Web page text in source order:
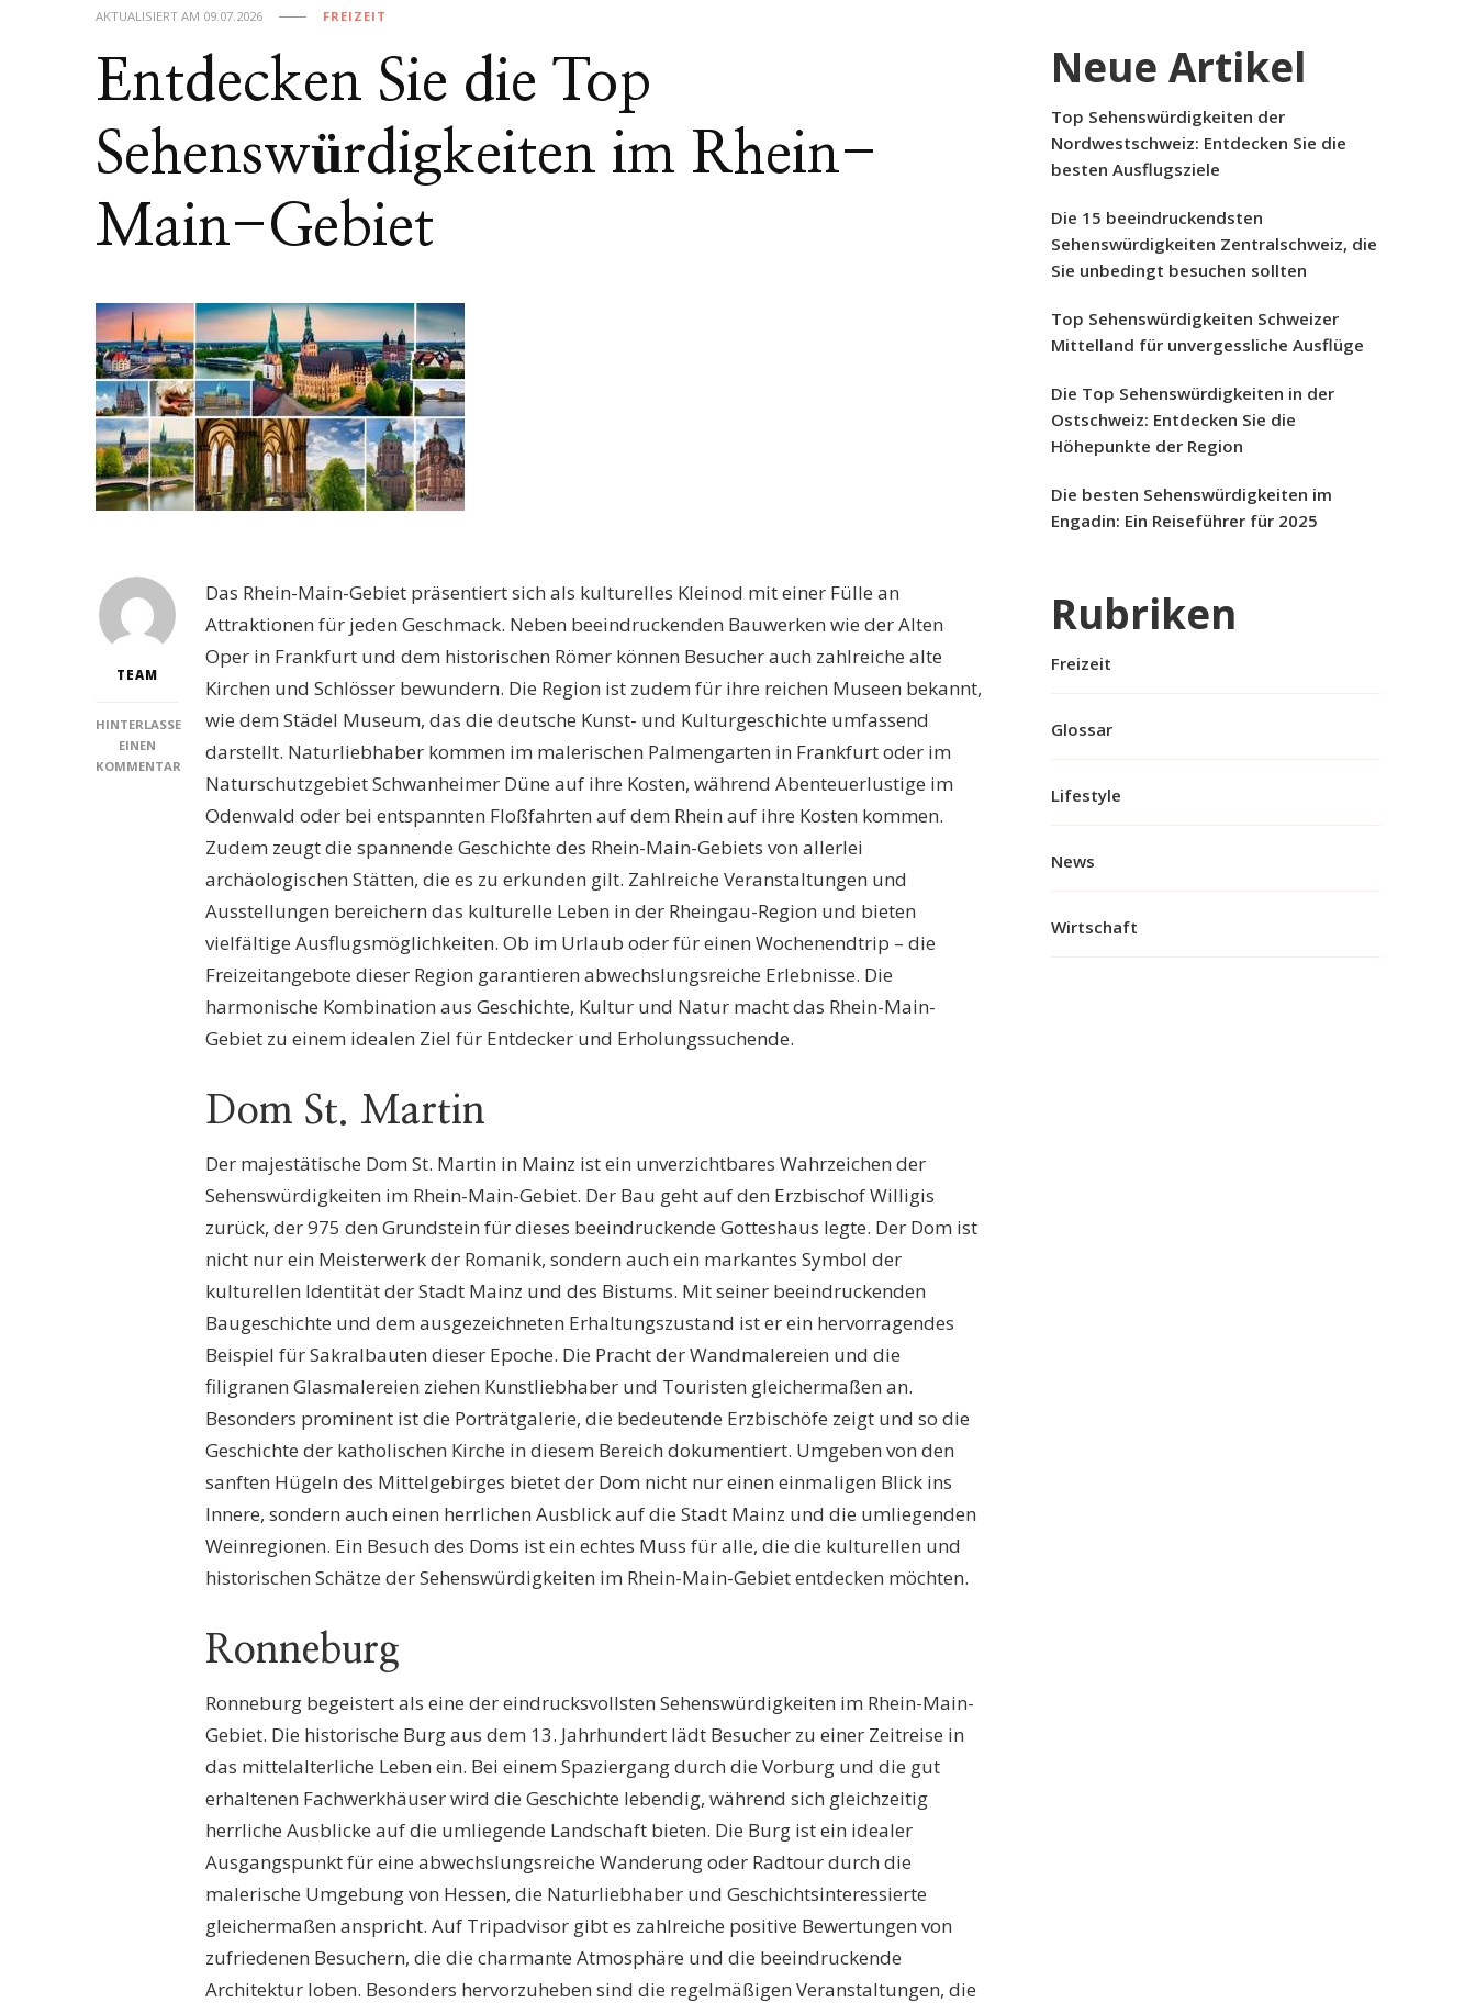
AKTUALISIERT AM 09.07.2026 FREIZEIT
Entdecken Sie die Top
Sehenswürdigkeiten im Rhein-
Main-Gebiet
TEAM
HINTERLASSE
EINEN
KOMMENTAR
ENTDECKEN
SEHENSWÜRDIGKEITEN
Das Rhein-Main-Gebiet präsentiert sich als kulturelles Kleinod mit einer Fülle an
Attraktionen für jeden Geschmack. Neben beeindruckenden Bauwerken wie der Alten
Oper in Frankfurt und dem historischen Römer können Besucher auch zahlreiche alte
Kirchen und Schlösser bewundern. Die Region ist zudem für ihre reichen Museen bekannt,
wie dem Städel Museum, das die deutsche Kunst- und Kulturgeschichte umfassend
darstellt. Naturliebhaber kommen im malerischen Palmengarten in Frankfurt oder im
Naturschutzgebiet Schwanheimer Düne auf ihre Kosten, während Abenteuerlustige im
Odenwald oder bei entspannten Floßfahrten auf dem Rhein auf ihre Kosten kommen.
Zudem zeugt die spannende Geschichte des Rhein-Main-Gebiets von allerlei
archäologischen Stätten, die es zu erkunden gilt. Zahlreiche Veranstaltungen und
Ausstellungen bereichern das kulturelle Leben in der Rheingau-Region und bieten
vielfältige Ausflugsmöglichkeiten. Ob im Urlaub oder für einen Wochenendtrip – die
Freizeitangebote dieser Region garantieren abwechslungsreiche Erlebnisse. Die
harmonische Kombination aus Geschichte, Kultur und Natur macht das Rhein-Main-
Gebiet zu einem idealen Ziel für Entdecker und Erholungssuchende.
Dom St. Martin
Der majestätische Dom St. Martin in Mainz ist ein unverzichtbares Wahrzeichen der
Sehenswürdigkeiten im Rhein-Main-Gebiet. Der Bau geht auf den Erzbischof Willigis
zurück, der 975 den Grundstein für dieses beeindruckende Gotteshaus legte. Der Dom ist
nicht nur ein Meisterwerk der Romanik, sondern auch ein markantes Symbol der
kulturellen Identität der Stadt Mainz und des Bistums. Mit seiner beeindruckenden
Baugeschichte und dem ausgezeichneten Erhaltungszustand ist er ein hervorragendes
Beispiel für Sakralbauten dieser Epoche. Die Pracht der Wandmalereien und die
filigranen Glasmalereien ziehen Kunstliebhaber und Touristen gleichermaßen an.
Besonders prominent ist die Porträtgalerie, die bedeutende Erzbischöfe zeigt und so die
Geschichte der katholischen Kirche in diesem Bereich dokumentiert. Umgeben von den
sanften Hügeln des Mittelgebirges bietet der Dom nicht nur einen einmaligen Blick ins
Innere, sondern auch einen herrlichen Ausblick auf die Stadt Mainz und die umliegenden
Weinregionen. Ein Besuch des Doms ist ein echtes Muss für alle, die die kulturellen und
historischen Schätze der Sehenswürdigkeiten im Rhein-Main-Gebiet entdecken möchten.
Ronneburg
Ronneburg begeistert als eine der eindrucksvollsten Sehenswürdigkeiten im Rhein-Main-
Gebiet. Die historische Burg aus dem 13. Jahrhundert lädt Besucher zu einer Zeitreise in
das mittelalterliche Leben ein. Bei einem Spaziergang durch die Vorburg und die gut
erhaltenen Fachwerkhäuser wird die Geschichte lebendig, während sich gleichzeitig
herrliche Ausblicke auf die umliegende Landschaft bieten. Die Burg ist ein idealer
Ausgangspunkt für eine abwechslungsreiche Wanderung oder Radtour durch die
malerische Umgebung von Hessen, die Naturliebhaber und Geschichtsinteressierte
gleichermaßen anspricht. Auf Tripadvisor gibt es zahlreiche positive Bewertungen von
zufriedenen Besuchern, die die charmante Atmosphäre und die beeindruckende
Architektur loben. Besonders hervorzuheben sind die regelmäßigen Veranstaltungen, die
Neue Artikel
Top Sehenswürdigkeiten der
Nordwestschweiz: Entdecken Sie die
besten Ausflugsziele
Die 15 beeindruckendsten
Sehenswürdigkeiten Zentralschweiz, die
Sie unbedingt besuchen sollten
Top Sehenswürdigkeiten Schweizer
Mittelland für unvergessliche Ausflüge
Die Top Sehenswürdigkeiten in der
Ostschweiz: Entdecken Sie die
Höhepunkte der Region
Die besten Sehenswürdigkeiten im
Engadin: Ein Reiseführer für 2025
Rubriken
Freizeit
Glossar
Lifestyle
News
Wirtschaft